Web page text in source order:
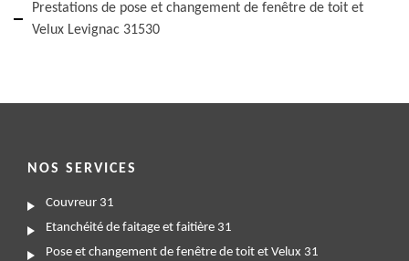
Prestations de pose et changement de fenêtre de toit et
Velux Levignac 31530
NOS SERVICES
Couvreur 31
Etanchéité de faitage et faitière 31
Pose et changement de fenêtre de toit et Velux 31